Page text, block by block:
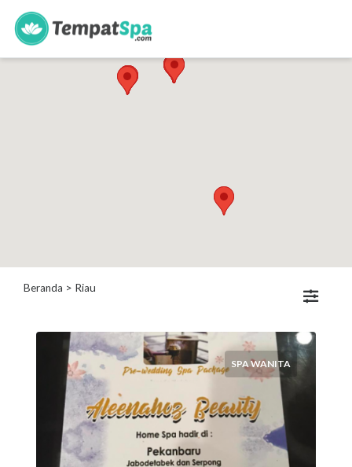
s
Beranda > Riau
SPA WANITA